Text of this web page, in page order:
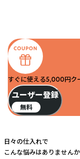
すぐに使える5,000円ク
ユーザー登録
無料
日々の仕入れで
こんな悩みはありません